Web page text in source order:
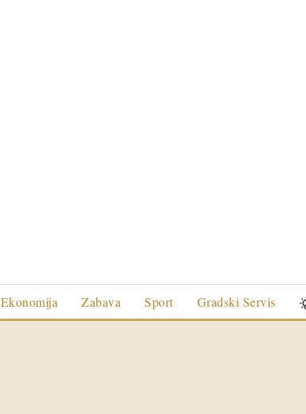
Ekonomija Zabava Sport Gradski Servis